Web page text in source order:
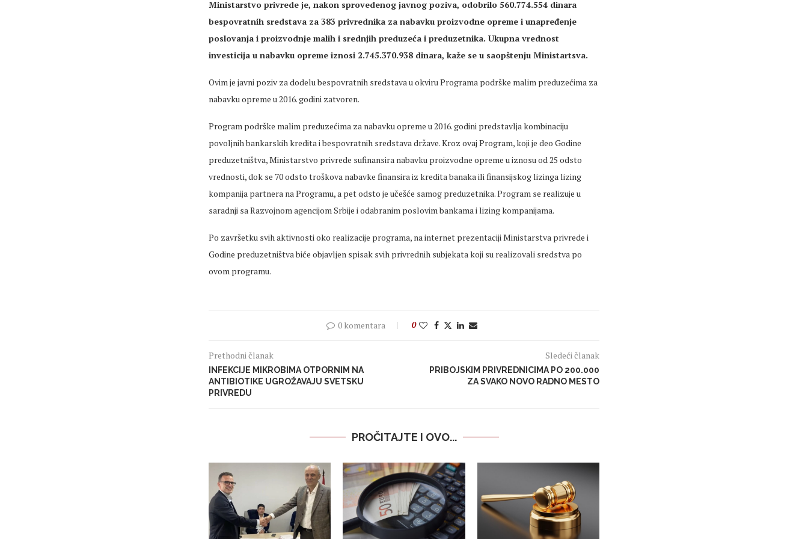
Ministarstvo privrede je, nakon sprovedenog javnog poziva, odobrilo 560.774.554 dinara
bespovratnih sredstava za 383 privrednika za nabavku proizvodne opreme i unapređenje
poslovanja i proizvodnje malih i srednjih preduzeća i preduzetnika. Ukupna vrednost
investicija u nabavku opreme iznosi 2.745.370.938 dinara, kaže se u saopštenju Ministartsva.
Ovim je javni poziv za dodelu bespovratnih sredstava u okviru Programa podrške malim preduzećima za
nabavku opreme u 2016. godini zatvoren.
Program podrške malim preduzećima za nabavku opreme u 2016. godini predstavlja kombinaciju
povoljnih bankarskih kredita i bespovratnih sredstava države. Kroz ovaj Program, koji je deo Godine
preduzetništva, Ministarstvo privrede sufinansira nabavku proizvodne opreme u iznosu od 25 odsto
vrednosti, dok se 70 odsto troškova nabavke finansira iz kredita banaka ili finansijskog lizinga lizing
kompanija partnera na Programu, a pet odsto je učešće samog preduzetnika. Program se realizuje u
saradnji sa Razvojnom agencijom Srbije i odabranim poslovim bankama i lizing kompanijama.
Po završetku svih aktivnosti oko realizacije programa, na internet prezentaciji Ministarstva privrede i
Godine preduzetništva biće objavljen spisak svih privrednih subjekata koji su realizovali sredstva po
ovom programu.
0 komentara 0
Prethodni članak
INFEKCIJE MIKROBIMA OTPORNIM NA
ANTIBIOTIKE UGROŽAVAJU SVETSKU
PRIVREDU
Sledeći članak
PRIBOJSKIM PRIVREDNICIMA PO 200.000
ZA SVAKO NOVO RADNO MESTO
PROČITAJTE I OVO...